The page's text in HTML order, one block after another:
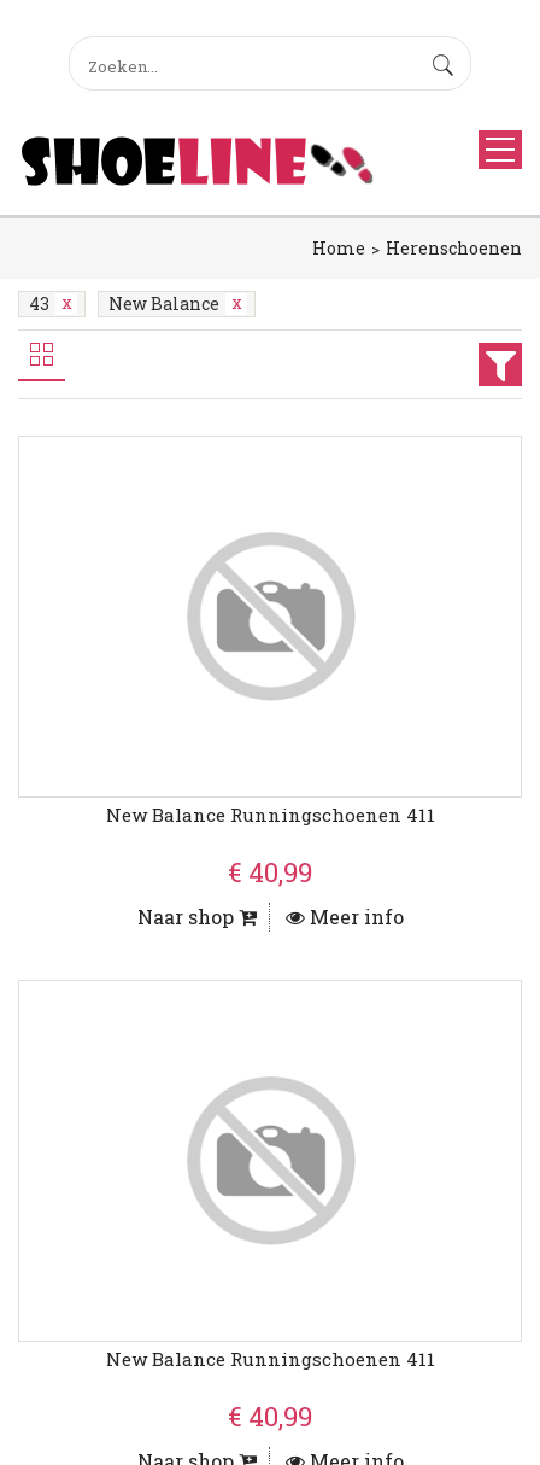
Home Herenschoenen
43 New Balance
New Balance Runningschoenen 411
€ 40,99
Naar shop Meer info
New Balance Runningschoenen 411
€ 40,99